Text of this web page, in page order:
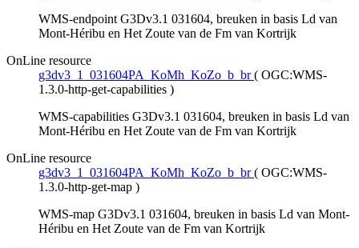
WMS-endpoint G3Dv3.1 031604, breuken in basis Ld van
Mont-Héribu en Het Zoute van de Fm van Kortrijk
OnLine resource
g3dv3_1_031604PA_KoMh_KoZo_b_br ( OGC:WMS-
1.3.0-http-get-capabilities )
WMS-capabilities G3Dv3.1 031604, breuken in basis Ld van
Mont-Héribu en Het Zoute van de Fm van Kortrijk
OnLine resource
g3dv3_1_031604PA_KoMh_KoZo_b_br ( OGC:WMS-
1.3.0-http-get-map )
WMS-map G3Dv3.1 031604, breuken in basis Ld van Mont-
Héribu en Het Zoute van de Fm van Kortrijk